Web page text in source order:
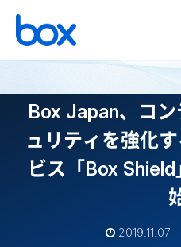
Box Japan、コ
ュリティを強化す
ビス「Box
2019.11.07